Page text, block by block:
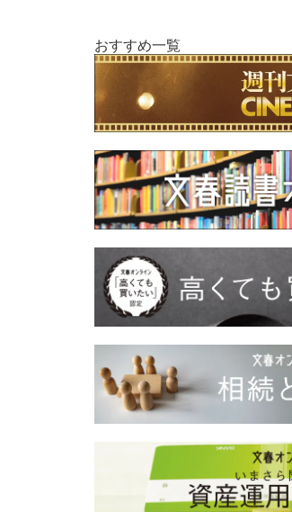
おすすめ一覧